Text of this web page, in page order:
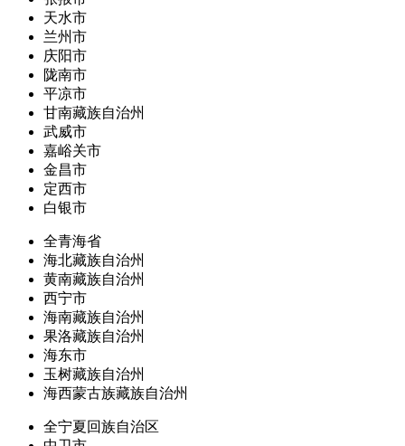
天水市
兰州市
庆阳市
陇南市
平凉市
甘南藏族自治州
武威市
嘉峪关市
金昌市
定西市
白银市
全青海省
海北藏族自治州
黄南藏族自治州
西宁市
海南藏族自治州
果洛藏族自治州
海东市
玉树藏族自治州
海西蒙古族藏族自治州
全宁夏回族自治区